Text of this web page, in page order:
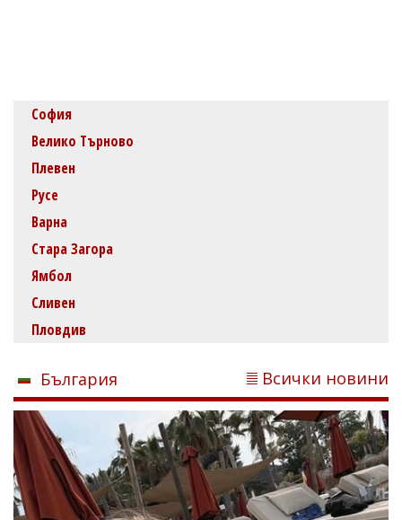
София
Велико Търново
Плевен
Русе
Варна
Стара Загора
Ямбол
Сливен
Пловдив
България Всички новини